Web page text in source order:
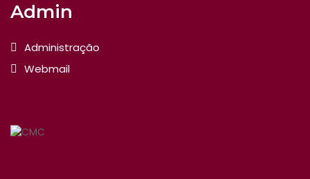
Admin
Administração
Webmail